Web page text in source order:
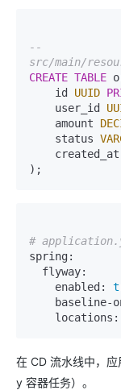
--
src/main/
CREATE TABLE
    id
UUID
    user_id
    amount
    status
    created_at
#
spring:
flyway:
enabled:
baseline-
locations:
在 CD 流水线中，
y 容器任务）。